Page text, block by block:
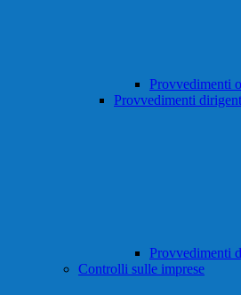
Provvedimenti
Provvedimenti
Provvedimenti
Controlli sulle imprese